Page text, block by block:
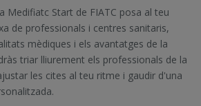
Medifiatc Start de FIATC posa al teu
de professionals i centres sanitaris,
mèdiques i els avantatges de la
triar lliurement els professionals de la
les cites al teu ritme i gaudir d'una